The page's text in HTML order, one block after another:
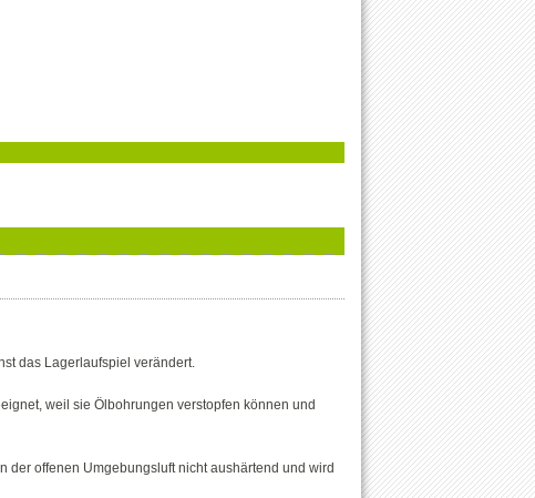
das Lagerlaufspiel verändert.
weil sie Ölbohrungen verstopfen können und
der offenen Umgebungsluft nicht aushärtend und wird